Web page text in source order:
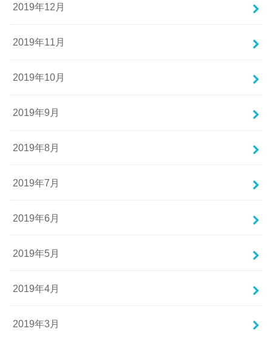
2019年12月
2019年11月
2019年10月
2019年9月
2019年8月
2019年7月
2019年6月
2019年5月
2019年4月
2019年3月